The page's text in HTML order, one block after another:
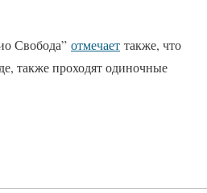
Свобода” отмечает также, что
также проходят одиночные